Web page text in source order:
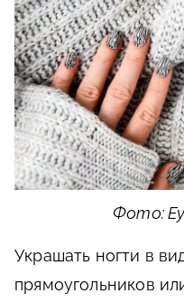
Фото:
Украшать ногти в
прямоугольников